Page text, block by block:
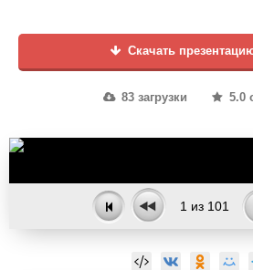
Скачать
83 загрузки 5.0
1 из 101